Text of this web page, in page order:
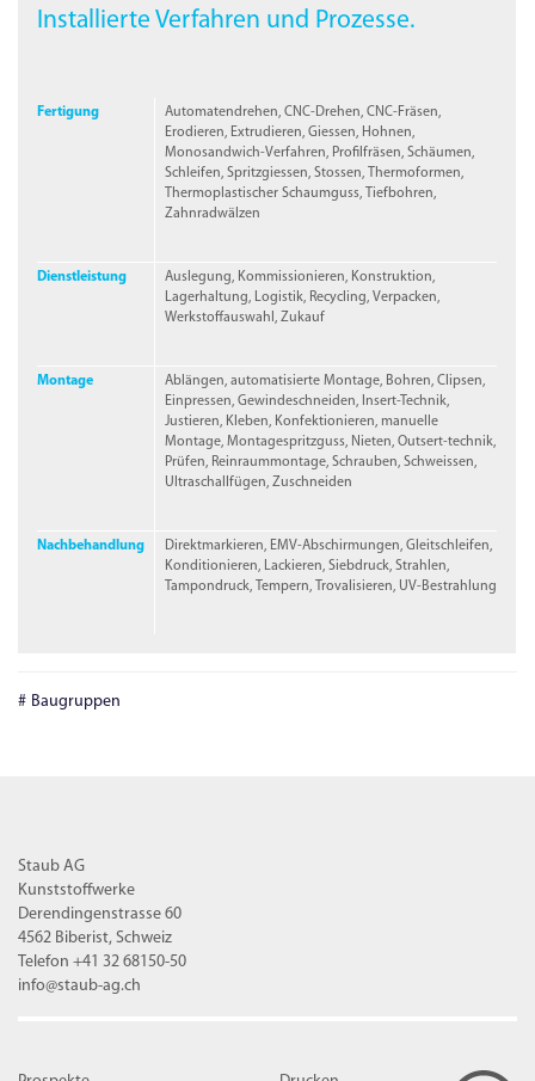
Installierte Verfahren und Prozesse.
Fertigung Automaten­drehen,CNC-Drehen,CNC-Fräsen,
Erodieren, Extrudieren, Giessen, Hohnen,
Monosandwich-Verfahren, Profilfräsen, Schäumen,
Schleifen, Spritzgiessen, Stossen, Thermoformen,
Thermoplastischer Schaumguss, Tiefbohren,
Zahnradwälzen
Dienstleistung
Auslegung, Kommissionieren, Konstruktion,
Lagerhaltung, Logistik, Recycling, Verpacken,
Werkstoffauswahl, Zukauf
Montage
Ablängen, automatisierte Montage, Bohren, Clipsen,
Einpressen, Gewindeschneiden, Insert-Technik,
Justieren, Kleben, Konfektionieren, manuelle
Montage, Montagespritzguss, Nieten, Outsert-technik,
Prüfen, Reinraummontage, Schrauben, Schweissen,
Ultraschallfügen, Zuschneiden
Nachbehandlung
Direktmarkieren, EMV-Abschirmungen, Gleitschleifen,
Konditionieren, Lackieren, Siebdruck, Strahlen,
Tampondruck, Tempern, Trovalisieren, UV-Bestrahlung
Baugruppen
Staub AG
Kunststoffwerke
Derendingenstrasse 60
4562 Biberist, Schweiz
Telefon +41 32 68150-50
info@staub-ag.ch